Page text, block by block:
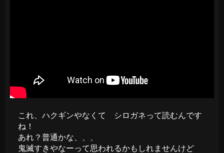
これ、ハクギンやなくて シロガネって読むんです
ね！
あれ？普通かな、、、
鬼滅すきやなーって思われるかもしれませんけど